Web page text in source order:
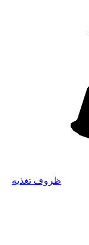
ظروف تغذیه